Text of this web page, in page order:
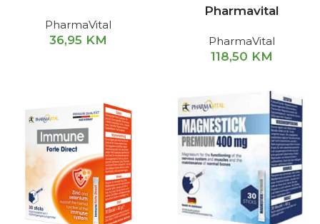
PharmaVital
36,95 KM
Pharmavital
PharmaVital
118,50 KM